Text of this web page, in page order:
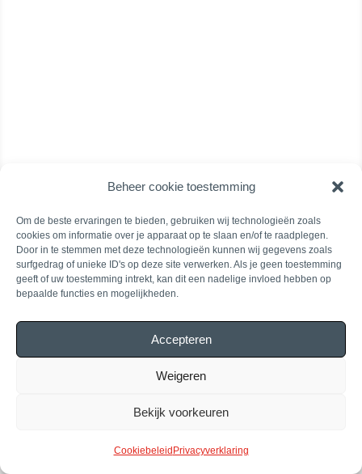
Beheer cookie toestemming
Om de beste ervaringen te bieden, gebruiken wij technologieën zoals
cookies om informatie over je apparaat op te slaan en/of te raadplegen.
Door in te stemmen met deze technologieën kunnen wij gegevens zoals
surfgedrag of unieke ID's op deze site verwerken. Als je geen toestemming
geeft of uw toestemming intrekt, kan dit een nadelige invloed hebben op
bepaalde functies en mogelijkheden.
Accepteren
Weigeren
Bekijk voorkeuren
Cookiebeleid Privacyverklaring